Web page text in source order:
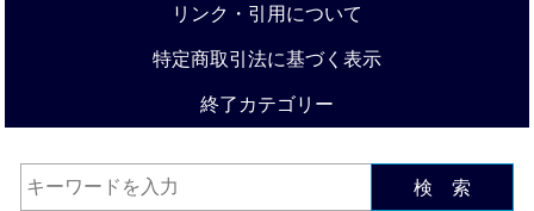
リンク・引用について
特定商取引法に基づく表示
終了カテゴリー
検 索